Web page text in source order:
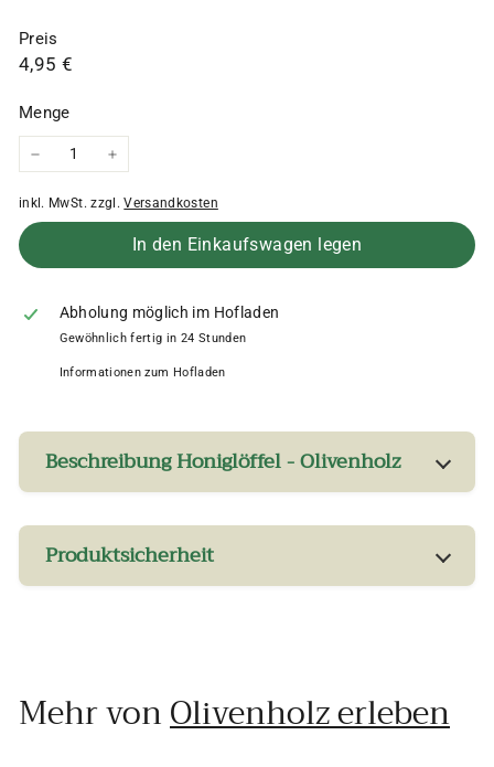
Preis
Normaler
4,95 €
Menge
inkl. MwSt. zzgl.Versandkosten
In den Einkaufswagen legen
Abholung möglich im Hofladen
Gewöhnlich fertig in 24 Stunden
Informationen zum Hofladen
Beschreibung Honiglöffel - Olivenholz
Produktsicherheit
Mehr vonOlivenholz erleben